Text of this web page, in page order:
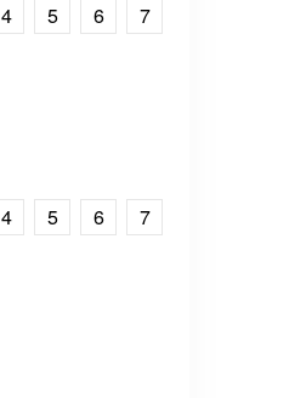
4 5 6
7
4 5 6
7